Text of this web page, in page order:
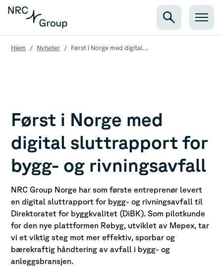
Hjem / Nyheter / Først i Norge med digital...
Først i Norge med
digital sluttrapport for
bygg- og rivningsavfall
NRC Group Norge har som første entreprenør levert
en digital sluttrapport for bygg- og rivningsavfall til
Direktoratet for byggkvalitet (DiBK). Som pilotkunde
for den nye plattformen Rebyg, utviklet av Mepex, tar
vi et viktig steg mot mer effektiv, sporbar og
bærekraftig håndtering av avfall i bygg- og
anleggsbransjen.